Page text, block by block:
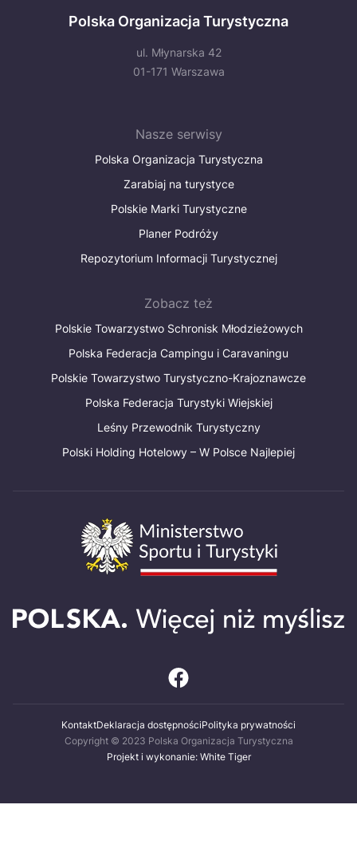
Polska Organizacja Turystyczna
ul. Młynarska 42
01-171 Warszawa
Nasze serwisy
Polska Organizacja Turystyczna
Zarabiaj na turystyce
Polskie Marki Turystyczne
Planer Podróży
Repozytorium Informacji Turystycznej
Zobacz też
Polskie Towarzystwo Schronisk Młodzieżowych
Polska Federacja Campingu i Caravaningu
Polskie Towarzystwo Turystyczno-Krajoznawcze
Polska Federacja Turystyki Wiejskiej
Leśny Przewodnik Turystyczny
Polski Holding Hotelowy – W Polsce Najlepiej
KontaktDeklaracja dostępnościPolityka prywatności
Copyright © 2023 Polska Organizacja Turystyczna
Projekt i wykonanie: White Tiger